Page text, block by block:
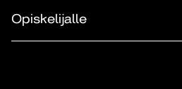
Opiskelijalle